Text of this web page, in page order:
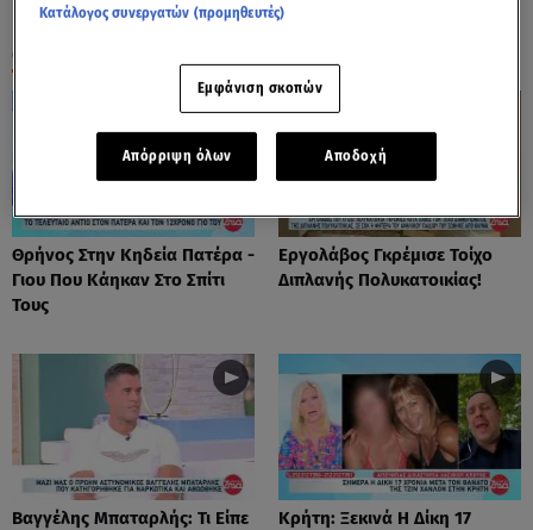
ΟΛΑ ΤΑ ΒΙΝΤΕΟ
Θρήνος Στην Κηδεία Πατέρα -
Γιου Που Κάηκαν Στο Σπίτι
Τους
Εργολάβος Γκρέμισε Τοίχο
Διπλανής Πολυκατοικίας!
Βαγγέλης Μπαταρλής: Τι Είπε
Κρήτη: Ξεκινά Η Δίκη 17
Κατάλογος συνεργατών (προμηθευτές)
Εμφάνιση σκοπών
Απόρριψη όλων Αποδοχή